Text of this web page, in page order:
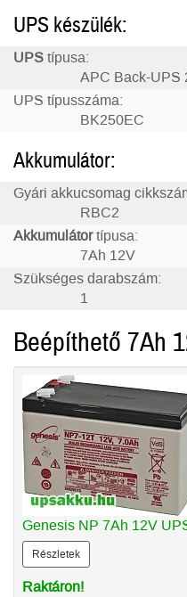
UPS készülék:
UPS típusa:
APC Back-UPS
UPS típusszáma:
BK250EC
Akkumulátor:
Gyári akkucsomag
RBC2
Akkumulátortípusa:
7Ah 12V
Szükséges darabszám:
1
Beépíthető 7Ah
Genesis NP 7Ah 12V
Részletek
Raktáron!